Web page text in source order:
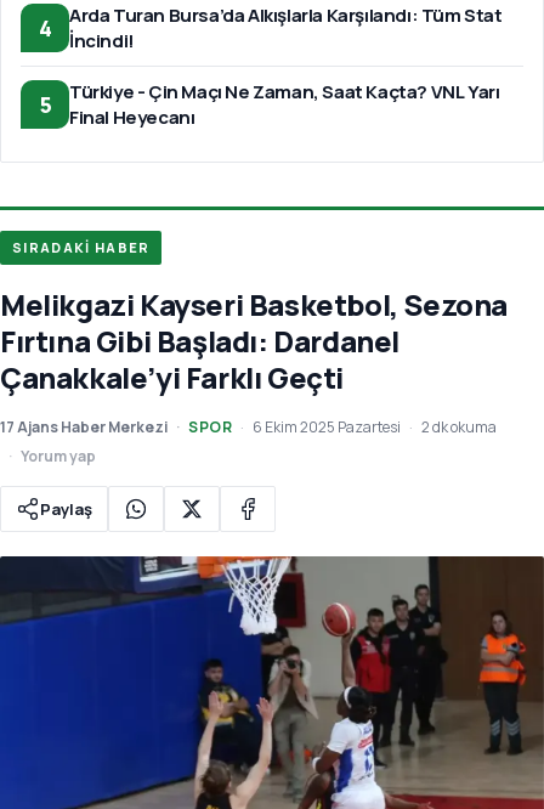
4
Arda Turan Bursa’da Alkışlarla Karşılandı: Tüm Stat
İncindi!
5
Türkiye - Çin Maçı Ne Zaman, Saat Kaçta? VNL Yarı
Final Heyecanı
SIRADAKİ HABER
Melikgazi Kayseri Basketbol, Sezona
Fırtına Gibi Başladı: Dardanel
Çanakkale’yi Farklı Geçti
17 Ajans Haber Merkezi SPOR 6 Ekim 2025 Pazartesi
2 dk okuma
Yorum yap
Paylaş